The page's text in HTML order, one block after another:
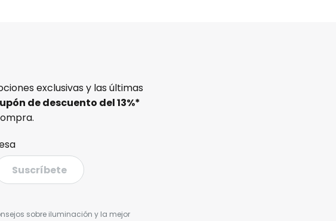
exclusivas y las últimas
de descuento del13%*
Suscríbete
sobre iluminación y la mejor